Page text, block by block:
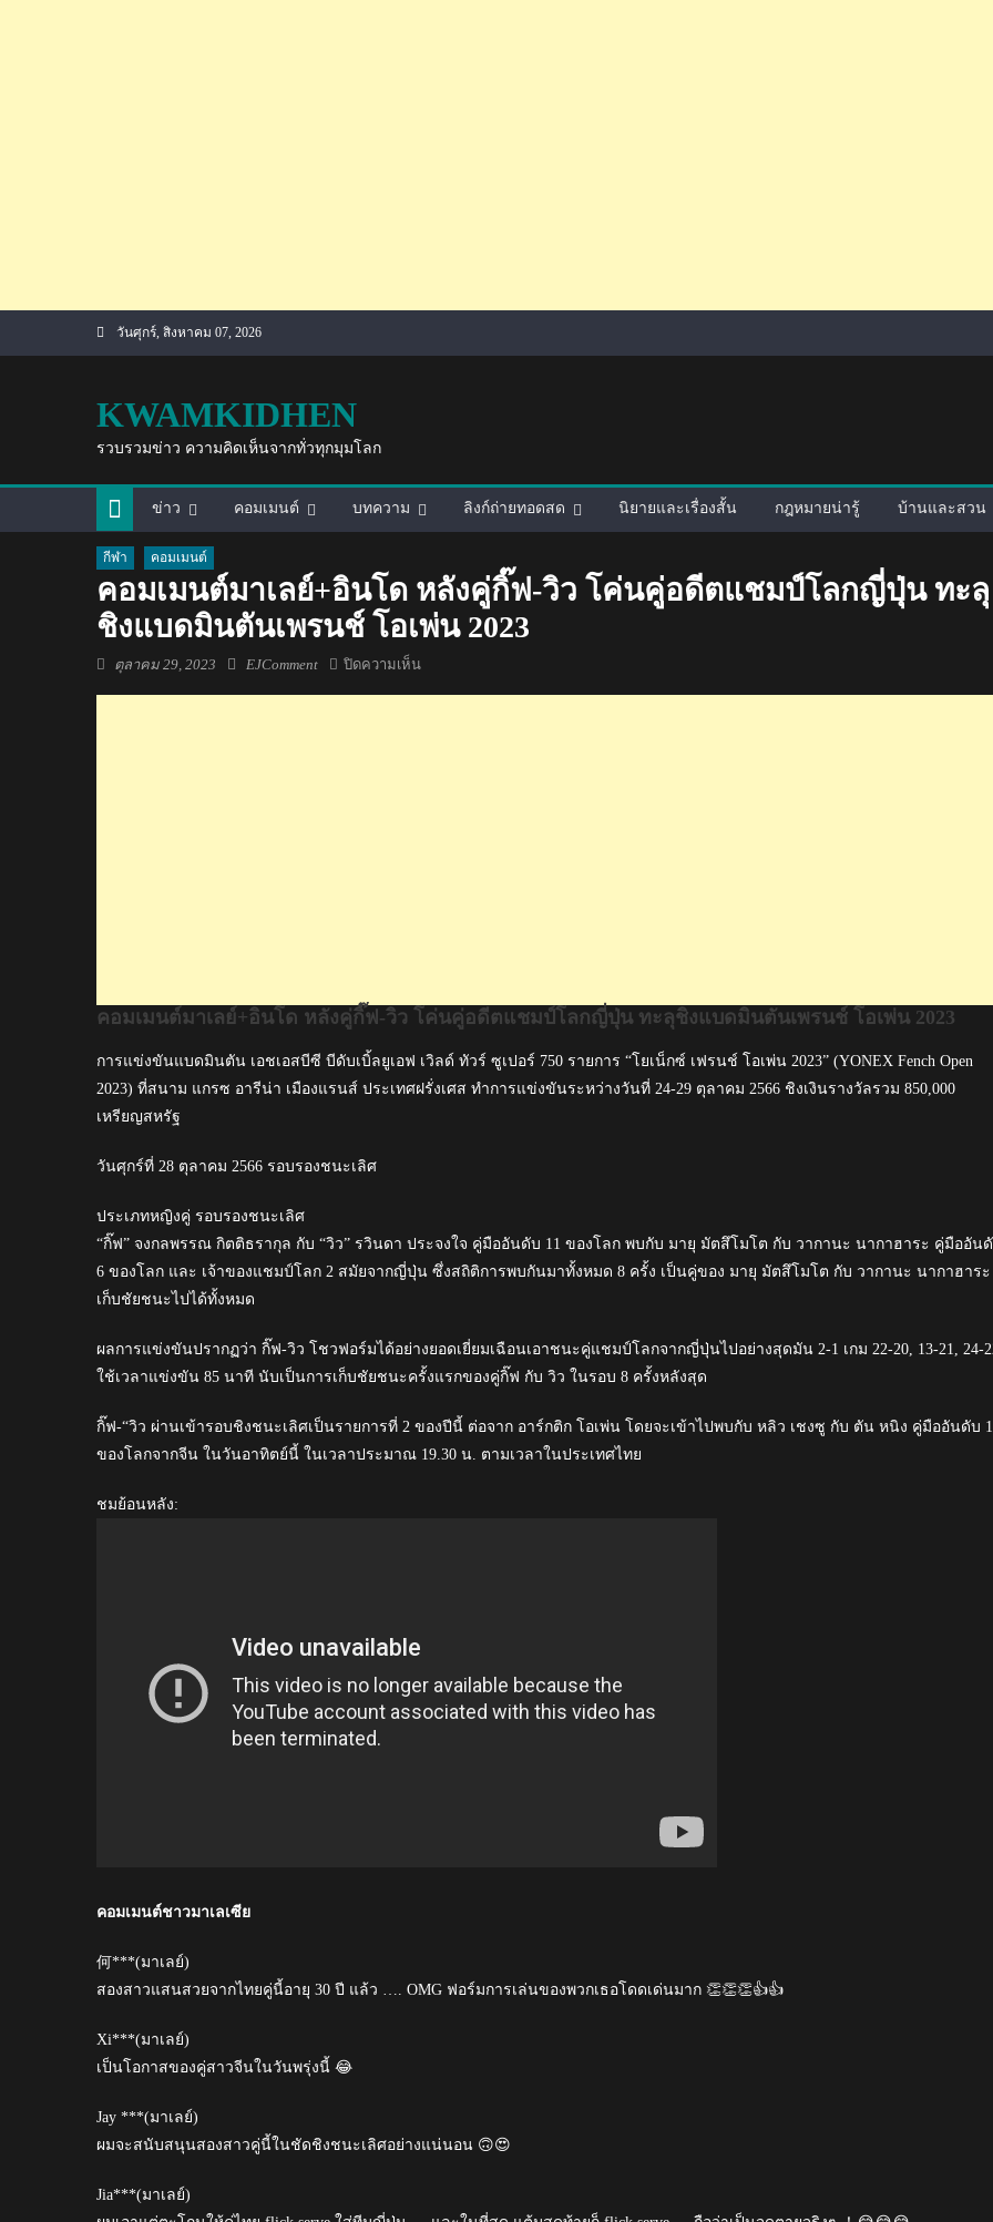
วันศุกร์, สิงหาคม 07, 2026
KWAMKIDHEN
รวบรวมข่าว ความคิดเห็นจากทั่วทุกมุมโลก
ข่าว คอมเมนต์ บทความ ลิงก์ถ่ายทอดสด นิยายและเรื่องสั้น กฎหมายน่ารู้ บ้านและสวน
กีฬา คอมเมนต์
คอมเมนต์มาเลย์+อินโด หลังคู่กิ๊ฟ-วิว โค่นคู่อดีตแชมป์โลกญี่ปุ่น ทะลุ
ชิงแบดมินตันเพรนช์ โอเพ่น 2023
Posted
ตุลาคม 29, 2023 Author
EJComment ปิดความเห็น
แชมป์
ญี่ปุ่น
ทะลุ
2023
คอมเมนต์มาเลย์+อินโด หลังคู่กิ๊ฟ-วิว โค่นคู่อดีตแชมป์โลกญี่ปุ่น ทะลุชิงแบดมินตันเพรนช์ โอเพ่น 2023
การแข่งขันแบดมินตัน เอชเอสบีซี บีดับเบิ้ลยูเอฟ เวิลด์ ทัวร์ ซูเปอร์ 750 รายการ “โยเน็กซ์ เฟรนช์ โอเพ่น 2023” (YONEX Fench Open
2023) ที่สนาม แกรซ อารีน่า เมืองแรนส์ ประเทศฝรั่งเศส ทำการแข่งขันระหว่างวันที่ 24-29 ตุลาคม 2566 ชิงเงินรางวัลรวม 850,000
เหรียญสหรัฐ
วันศุกร์ที่ 28 ตุลาคม 2566 รอบรองชนะเลิศ
ประเภทหญิงคู่ รอบรองชนะเลิศ
“กิ๊ฟ” จงกลพรรณ กิตติธรากุล กับ “วิว” รวินดา ประจงใจ คู่มืออันดับ 11 ของโลก พบกับ มายุ มัตสึโมโต กับ วากานะ นากาฮาระ คู่มืออัน
6 ของโลก และ เจ้าของแชมป์โลก 2 สมัยจากญี่ปุ่น ซึ่งสถิติการพบกันมาทั้งหมด 8 ครั้ง เป็นคู่ของ มายุ มัตสึโมโต กับ วากานะ นากาฮาระ
เก็บชัยชนะไปได้ทั้งหมด
ผลการแข่งขันปรากฏว่า กิ๊ฟ-วิว โชวฟอร์มได้อย่างยอดเยี่ยมเฉือนเอาชนะคู่แชมป์โลกจากญี่ปุ่นไปอย่างสุดมัน 2-1 เกม 22-20, 13-21, 24-
ใช้เวลาแข่งขัน 85 นาที นับเป็นการเก็บชัยชนะครั้งแรกของคู่กิ๊ฟ กับ วิว ในรอบ 8 ครั้งหลังสุด
กิ๊ฟ-“วิว ผ่านเข้ารอบชิงชนะเลิศเป็นรายการที่ 2 ของปีนี้ ต่อจาก อาร์กติก โอเพ่น โดยจะเข้าไปพบกับ หลิว เชงซู กับ ตัน หนิง คู่มืออันดับ
ของโลกจากจีน ในวันอาทิตย์นี้ ในเวลาประมาณ 19.30 น. ตามเวลาในประเทศไทย
ชมย้อนหลัง:
คอมเมนต์ชาวมาเลเซีย
何***(มาเลย์)
สองสาวแสนสวยจากไทยคู่นี้อายุ 30 ปี แล้ว …. OMG ฟอร์มการเล่นของพวกเธอโดดเด่นมาก 👏👏👏👍👍
Xi***(มาเลย์)
เป็นโอกาสของคู่สาวจีนในวันพรุ่งนี้ 😂
Jay ***(มาเลย์)
ผมจะสนับสนุนสองสาวคู่นี้ในชัดชิงชนะเลิศอย่างแน่นอน 🙃😍
Jia***(มาเลย์)